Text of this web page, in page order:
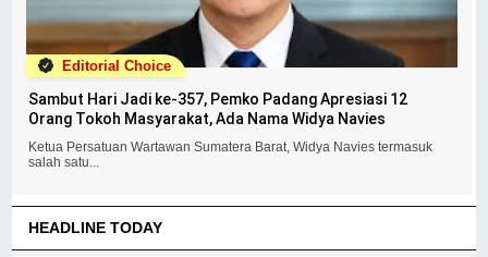
Editorial Choice
Sambut Hari Jadi ke-357, Pemko Padang Apresiasi 12
Orang Tokoh Masyarakat, Ada Nama Widya Navies
Ketua Persatuan Wartawan Sumatera Barat, Widya Navies termasuk
salah satu...
HEADLINE TODAY